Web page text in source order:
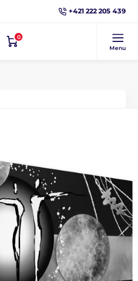
+421 222 205 439
0
Menu